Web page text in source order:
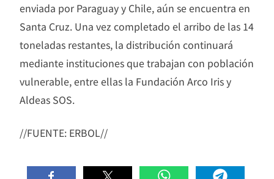
enviada por Paraguay y Chile, aún se encuentra en
Santa Cruz. Una vez completado el arribo de las 14
toneladas restantes, la distribución continuará
mediante instituciones que trabajan con población
vulnerable, entre ellas la Fundación Arco Iris y
Aldeas SOS.
//FUENTE: ERBOL//